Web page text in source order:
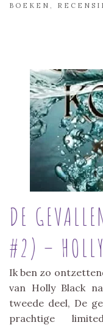
BOEKEN
DE
#2) –
Ik ben zo
van Holly Black
tweede deel, De
prachtige